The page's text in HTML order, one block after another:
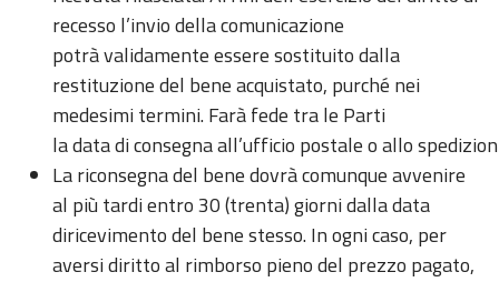
recesso l’invio della comunicazione
potrà validamente essere sostituito dalla
restituzione del bene acquistato, purché nei
medesimi termini. Farà fede tra le Parti
la data di consegna all’ufficio postale o allo
La riconsegna del bene dovrà comunque avvenire
al più tardi entro 30 (trenta) giorni dalla data
diricevimento del bene stesso. In ogni caso, per
aversi diritto al rimborso pieno del prezzo pagato,